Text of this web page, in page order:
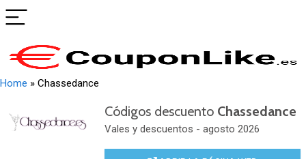
Home » Chassedance
Códigos descuento Chassedance
Vales y descuentos - agosto 2026